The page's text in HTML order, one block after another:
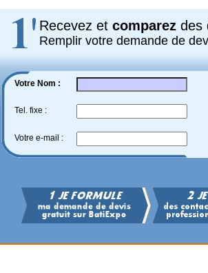
Recevez et comparez des
Remplir votre demande de
Votre Nom :
Tel. fixe :
Votre e-mail :